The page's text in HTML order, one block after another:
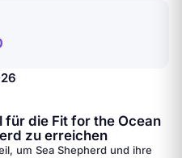
für die Fit for the Ocean
zu erreichen
um Sea Shepherd und ihre